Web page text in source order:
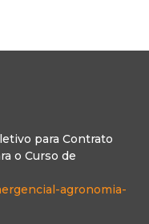
para Contrato
o Curso de
agronomia-